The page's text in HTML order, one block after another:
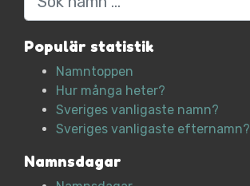
Populär statistik
Namntoppen
Hur många heter?
Sveriges vanligaste namn?
Sveriges vanligaste efternamn?
Namnsdagar